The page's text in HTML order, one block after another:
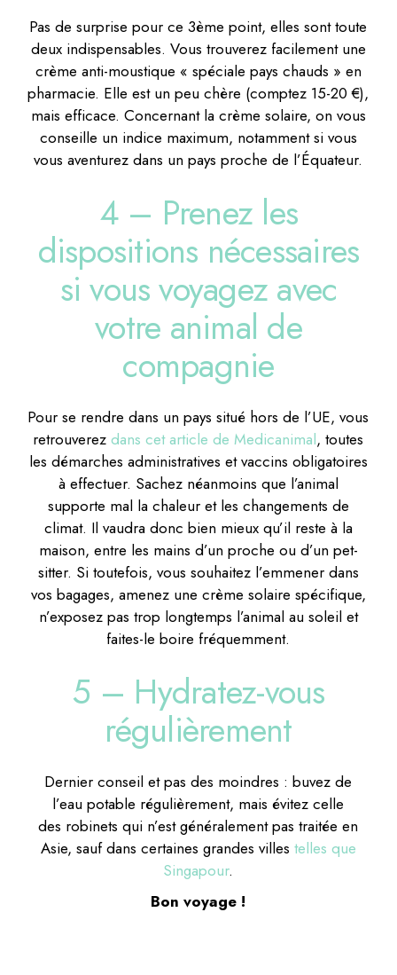
Pas de surprise pour ce 3ème point, elles sont toute
deux indispensables. Vous trouverez facilement une
crème anti-moustique « spéciale pays chauds » en
pharmacie. Elle est un peu chère (comptez 15-20 €),
mais efficace. Concernant la crème solaire, on vous
conseille un indice maximum, notamment si vous
vous aventurez dans un pays proche de l’Équateur.
4 – Prenez les
dispositions nécessaires
si vous voyagez avec
votre animal de
compagnie
Pour se rendre dans un pays situé hors de l’UE, vous
retrouverezdans cet article de Medicanimal, toutes
les démarches administratives et vaccins obligatoires
à effectuer. Sachez néanmoins que l’animal
supporte mal la chaleur et les changements de
climat. Il vaudra donc bien mieux qu’il reste à la
maison, entre les mains d’un proche ou d’un pet-
sitter. Si toutefois, vous souhaitez l’emmener dans
vos bagages, amenez une crème solaire spécifique,
n’exposez pas trop longtemps l’animal au soleil et
faites-le boire fréquemment.
5 – Hydratez-vous
régulièrement
Dernier conseil et pas des moindres : buvez de
l’eau potable régulièrement, mais évitez celle
des robinets qui n’est généralement pas traitée en
Asie, sauf dans certaines grandes villes telles que
Singapour.
Bon voyage !